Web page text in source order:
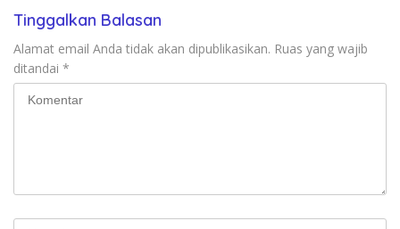
Tinggalkan Balasan
Alamat email Anda tidak akan dipublikasikan. Ruas yang wajib
ditandai *